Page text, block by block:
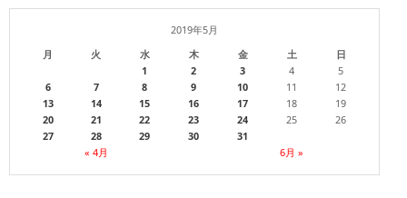
2019年5月
月
火 水 木 金 土 日
« 4月 6月 »
1 2 3 4
5
6
7 8 9 10 11
12
13
14 15 16 17 18
19
20
21 22 23 24 25
26
27
28 29 30 31